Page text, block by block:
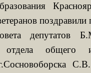
поздравили
депутатов
отдела общего